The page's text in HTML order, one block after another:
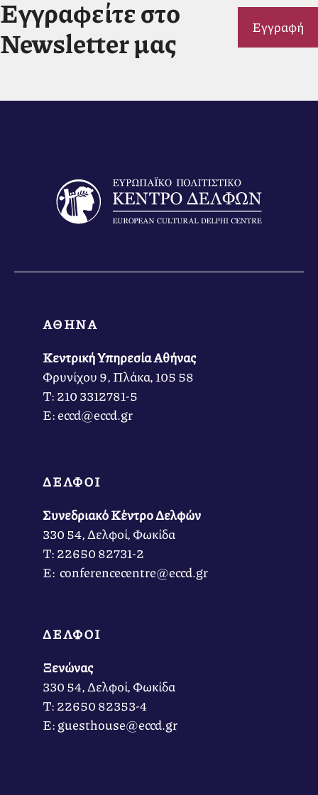
Εγγραφείτε στο
Newsletter μας
Εγγραφή
ΑΘΗΝΑ
Κεντρική Υπηρεσία Αθήνας
Φρυνίχου 9, Πλάκα, 105 58
Τ: 210 3312781-5
Ε: eccd@eccd.gr
ΔΕΛΦΟΙ
Συνεδριακό Κέντρο Δελφών
330 54, Δελφοί, Φωκίδα
Τ: 22650 82731-2
Ε: conferencecentre@eccd.gr
ΔΕΛΦΟΙ
Ξενώνας
330 54, Δελφοί, Φωκίδα
Τ: 22650 82353-4
Ε: guesthouse@eccd.gr